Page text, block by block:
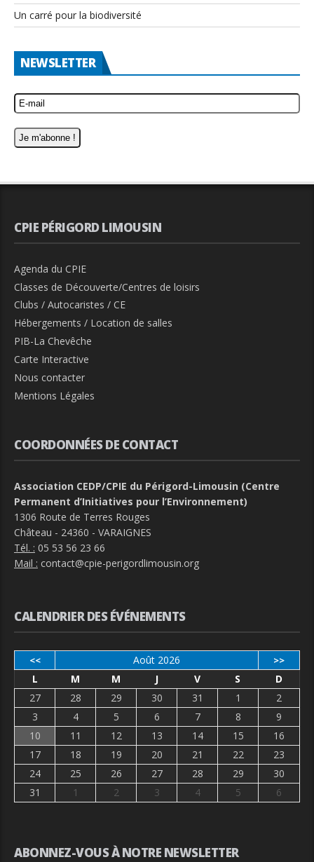
Un carré pour la biodiversité
NEWSLETTER
CPIE PÉRIGORD LIMOUSIN
Agenda du CPIE
Classes de Découverte/Centres de loisirs
Clubs / Autocaristes / CE
Hébergements / Location de salles
PIB-La Chevêche
Carte Interactive
Nous contacter
Mentions Légales
COORDONNÉES DE CONTACT
Association CEDP/CPIE du Périgord-Limousin (Centre
Permanent d’Initiatives pour l’Environnement)
1306 Route de Terres Rouges
Château - 24360 - VARAIGNES
Tél. : 05 53 56 23 66
Mail : contact@cpie-perigordlimousin.org
CALENDRIER DES ÉVÉNEMENTS
<< Août 2026 >>
L M M J V S
D
27
28 29 30 31 1
2
3
4 5 6 7 8
9
10
11 12 13 14 15
16
17
18 19 20 21 22
23
24
25 26 27 28 29
30
31
1 2 3 4 5 6
ABONNEZ-VOUS À NOTRE NEWSLETTER